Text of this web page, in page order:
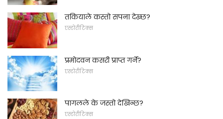
तकियाले कस्तो सपना देख्छ?
एस्टोरीटिक्स
प्रमोदवन कसरी प्राप्त गर्ने?
एस्टोरीटिक्स
पागलले के जस्तो देखिन्छ?
एस्टोरीटिक्स